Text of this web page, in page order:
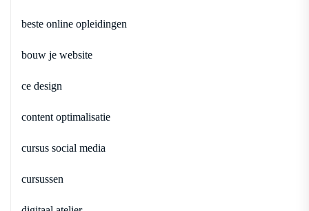
beste online opleidingen
bouw je website
ce design
content optimalisatie
cursus social media
cursussen